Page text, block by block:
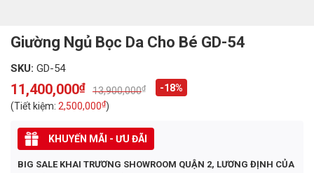
Giường Ngủ Bọc Da Cho Bé GD-54
SKU: GD-54
13,900,000₫
Original
price
was:
13,900,000₫.
11,400,000₫
Current
price
is:
11,400,000₫.
-18%
(Tiết kiệm: 2,500,000₫)
KHUYẾN MÃI - ƯU ĐÃI
BIG SALE KHAI TRƯƠNG SHOWROOM QUẬN 2, LƯƠNG ĐỊNH CỦA